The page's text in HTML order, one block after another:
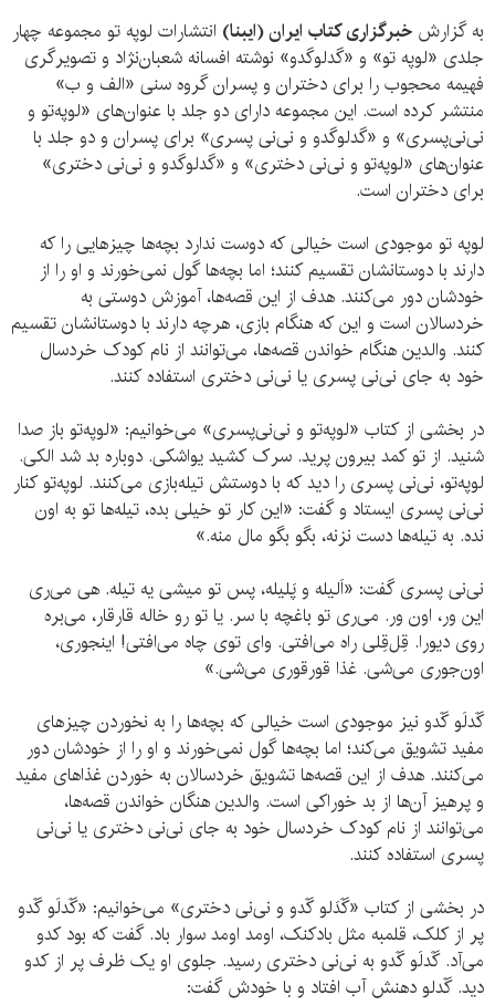
به گزارش خبرگزاری کتاب ایران (ایبنا) انتشارات لوپه تو مجموعه چهار
جلدی «لوپه تو» و «گدلوگدو» نوشته افسانه شعبان‌نژاد و تصویرگری
فهیمه محجوب را برای دختران و پسران گروه سنی «الف و ب»
منتشر کرده است. این مجموعه دارای دو جلد با عنوان‌های «لوپه‌تو و
نی‌نی‌پسری» و «گدلوگدو و نی‌نی پسری» برای پسران و دو جلد با
عنوان‌های «لوپه‌تو و نی‌نی‌ دختری» و «گدلوگدو و نی‌نی دختری»
برای دختران است.
لوپه تو موجودی است خیالی که دوست ندارد بچه‌ها چیزهایی را که
دارند با دوستانشان تقسیم کنند؛ اما بچه‌ها گول نمی‌خورند و او را از
خودشان دور می‌کنند. هدف از این قصه‌ها، آموزش دوستی به
خردسالان است و این که هنگام بازی، هرچه دارند با دوستانشان تقسیم
کنند. والدین هنگام خواندن قصه‌ها، می‌توانند از نام کودک خردسال
خود به جای نی‌نی پسری یا نی‌نی دختری استفاده کنند.
در بخشی از کتاب «لوپه‌تو و نی‌نی‌پسری» می‌خوانیم: «لوپه‌تو باز صدا
شنید. از تو کمد بیرون پرید. سرک کشید یواشکی. دوباره بد شد الکی.
لوپه‌تو، نی‌نی پسری را دید که با دوستش تیله‌بازی می‌کنند. لوپه‌تو کنار
نی‌نی پسری ایستاد و گفت: «این کار تو خیلی بده، تیله‌ها تو به اون
نده. به تیله‌ها دست نزنه، بگو بگو مال منه.»
نی‌نی پسری گفت: «اَلیله و پَلیله، پس تو میشی یه تیله. هی می‌ری
این ور، اون ور. می‌ری تو باغچه با سر. یا تو رو خاله قارقار، می‌بره
روی دیورا. قِل‌قِلی راه می‌افتی. وای توی چاه می‌افتی! اینجوری،
اون‌جوری می‌شی. غذا قورقوری می‌شی.»
گَدلَو گَدو نیز موجودی است خیالی که بچه‌ها را به نخوردن چیزهای
مفید تشویق می‌کند؛ اما بچه‌ها گول نمی‌خورند و او را از خودشان دور
می‌کنند. هدف از این قصه‌ها تشویق خردسالان به خوردن غذاهای مفید
و پرهیز آن‌ها از بد خوراکی است. والدین هنگان خواندن قصه‌ها،
می‌توانند از نام کودک خردسال خود به جای نی‌نی دختری یا نی‌نی
پسری استفاده کنند.
در بخشی از کتاب «گَدَلو گَدو و نی‌نی دختری» می‌خوانیم: «گَدلَو گَدو
پر از کلک، قلمبه مثل بادکنک، اومد اومد سوار باد. گفت که بود کدو
می‌آد. گَدلَو گَدو به نی‌نی دختری رسید. جلوی او یک ظرف پر از کدو
دید. گَدلو دهنش آب افتاد و با خودش گفت: